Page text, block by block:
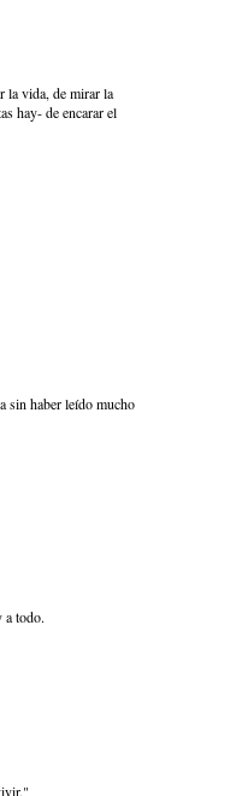
la vida, de mirar la
hay- de encarar el
sin haber leído mucho
a todo.